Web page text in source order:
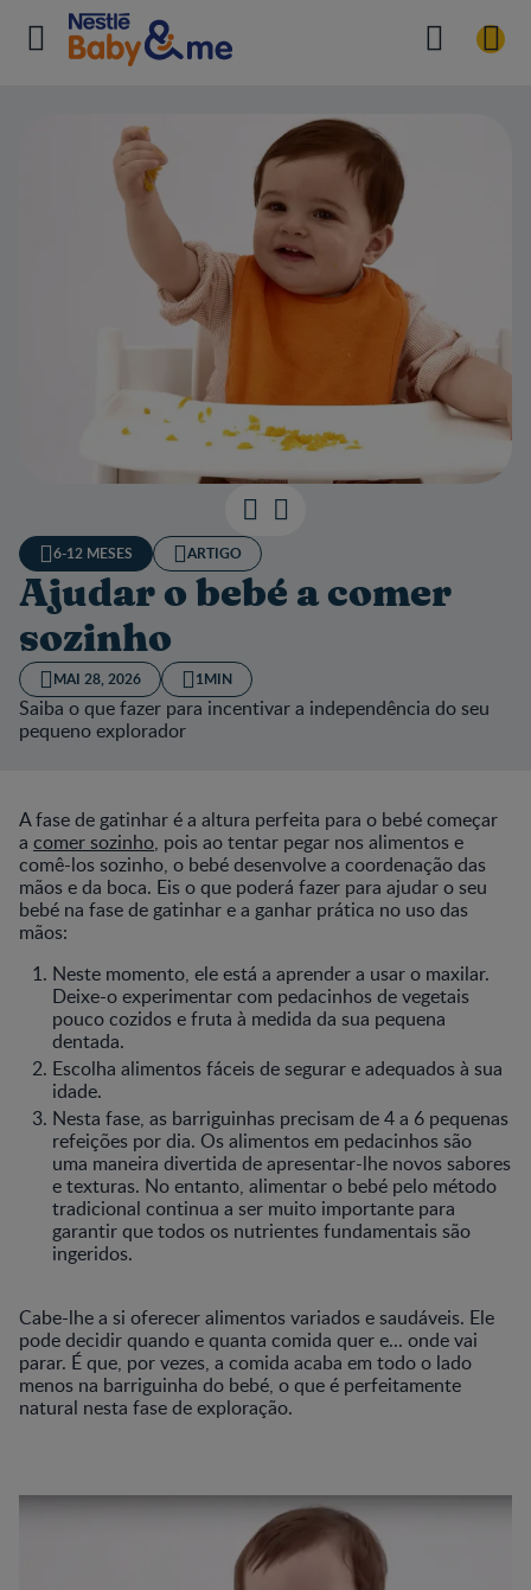
6-12 MESES ARTIGO
Ajudar o bebé a comer
sozinho
MAI 28, 2026 1MIN
Saiba o que fazer para incentivar a independência do seu
pequeno explorador
A fase de gatinhar é a altura perfeita para o bebé começar
a comer sozinho, pois ao tentar pegar nos alimentos e
comê-los sozinho, o bebé desenvolve a coordenação das
mãos e da boca. Eis o que poderá fazer para ajudar o seu
bebé na fase de gatinhar e a ganhar prática no uso das
mãos:
Neste momento, ele está a aprender a usar o maxilar.
Deixe-o experimentar com pedacinhos de vegetais
pouco cozidos e fruta à medida da sua pequena
dentada.
Escolha alimentos fáceis de segurar e adequados à sua
idade.
Nesta fase, as barriguinhas precisam de 4 a 6 pequenas
refeições por dia. Os alimentos em pedacinhos são
uma maneira divertida de apresentar-lhe novos sabores
e texturas. No entanto, alimentar o bebé pelo método
tradicional continua a ser muito importante para
garantir que todos os nutrientes fundamentais são
ingeridos.
Cabe-lhe a si oferecer alimentos variados e saudáveis. Ele
pode decidir quando e quanta comida quer e... onde vai
parar. É que, por vezes, a comida acaba em todo o lado
menos na barriguinha do bebé, o que é perfeitamente
natural nesta fase de exploração.